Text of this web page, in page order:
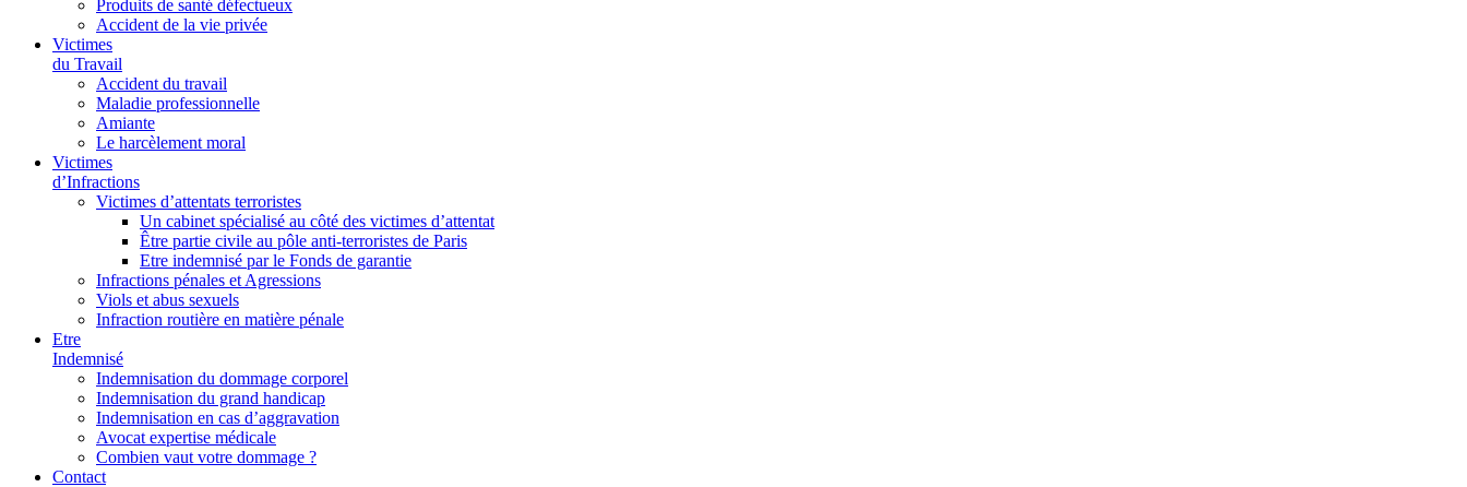
Produits de santé défectueux
Accident de la vie privée
Victimes
du Travail
Accident du travail
Maladie professionnelle
Amiante
Le harcèlement moral
Victimes
d’Infractions
Victimes d’attentats terroristes
Un cabinet spécialisé au côté des victimes d’attentat
Être partie civile au pôle anti-terroristes de Paris
Etre indemnisé par le Fonds de garantie
Infractions pénales et Agressions
Viols et abus sexuels
Infraction routière en matière pénale
Etre
Indemnisé
Indemnisation du dommage corporel
Indemnisation du grand handicap
Indemnisation en cas d’aggravation
Avocat expertise médicale
Combien vaut votre dommage ?
Contact